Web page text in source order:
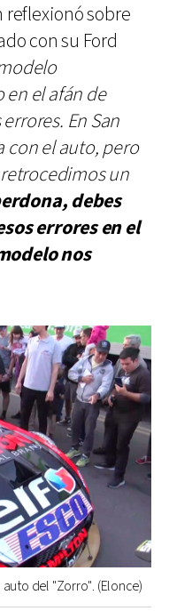
reflexionó sobre
con su Ford
el afán de
En San
con el auto, pero
un
debes
errores en el
nos
del "Zorro". (Elonce)